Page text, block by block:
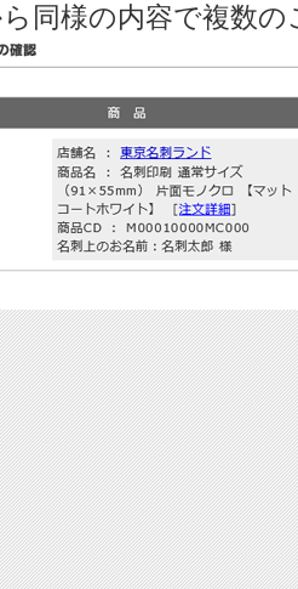
同様の内容で複数